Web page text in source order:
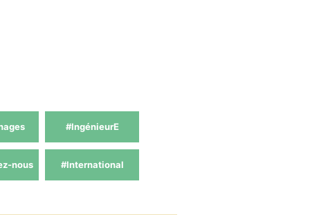
#IngénieurE
nous #International